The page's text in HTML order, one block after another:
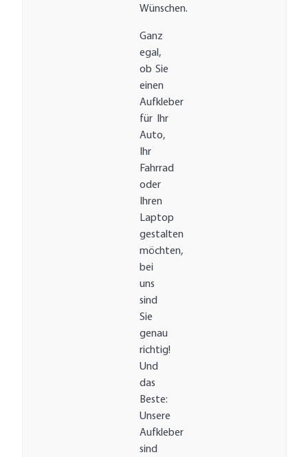
Wünschen.
Ganz
egal,
ob Sie
einen
Aufkleber
für Ihr
Auto,
Ihr
Fahrrad
oder
Ihren
Laptop
gestalten
möchten,
bei
uns
sind
Sie
genau
richtig!
Und
das
Beste:
Unsere
Aufkleber
sind